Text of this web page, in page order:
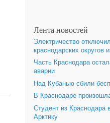
Лента новостей
Электричество
краснодарских округов
Часть Краснодара
аварии
Над Кубанью сбили
В Краснодаре
Студент из Краснодара
Арктику